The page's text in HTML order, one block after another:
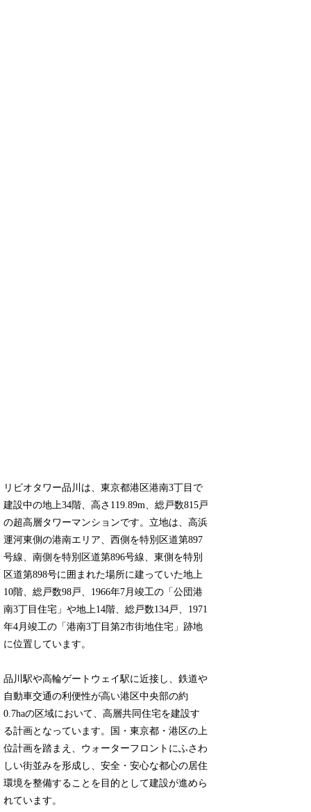
リビオタワー品川は、東京都港区港南3丁目で
建設中の地上34階、高さ119.89m、総戸数815戸
の超高層タワーマンションです。立地は、高浜
運河東側の港南エリア、西側を特別区道第897
号線、南側を特別区道第896号線、東側を特別
区道第898号に囲まれた場所に建っていた地上
10階、総戸数98戸、1966年7月竣工の「公団港
南3丁目住宅」や地上14階、総戸数134戸、1971
年4月竣工の「港南3丁目第2市街地住宅」跡地
に位置しています。
品川駅や高輪ゲートウェイ駅に近接し、鉄道や
自動車交通の利便性が高い港区中央部の約
0.7haの区域において、高層共同住宅を建設す
る計画となっています。国・東京都・港区の上
位計画を踏まえ、ウォーターフロントにふさわ
しい街並みを形成し、安全・安心な都心の居住
環境を整備することを目的として建設が進めら
れています。